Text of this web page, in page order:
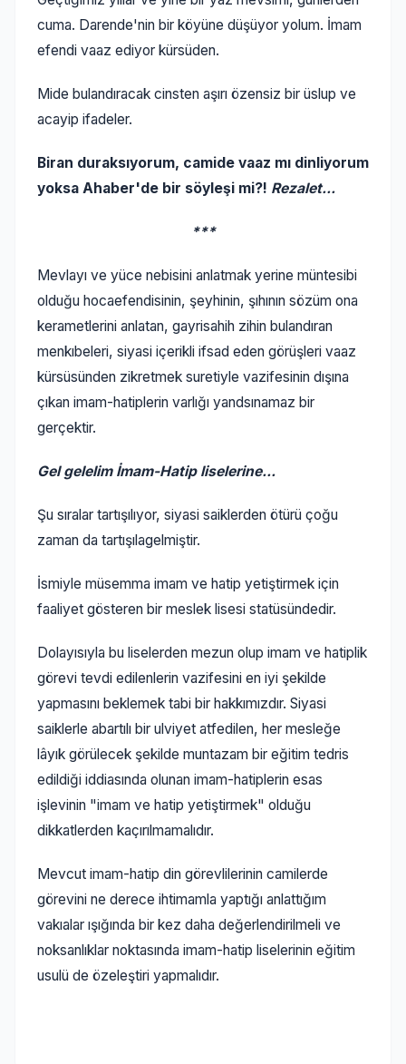
cuma. Darende'nin bir köyüne düşüyor yolum. İmam
efendi vaaz ediyor kürsüden.
Mide bulandıracak cinsten aşırı özensiz bir üslup ve
acayip ifadeler.
Biran duraksıyorum, camide vaaz mı dinliyorum
yoksa Ahaber'de bir söyleşi mi?! Rezalet...
***
Mevlayı ve yüce nebisini anlatmak yerine müntesibi
olduğu hocaefendisinin, şeyhinin, şıhının sözüm ona
kerametlerini anlatan, gayrisahih zihin bulandıran
menkıbeleri, siyasi içerikli ifsad eden görüşleri vaaz
kürsüsünden zikretmek suretiyle vazifesinin dışına
çıkan imam-hatiplerin varlığı yandsınamaz bir
gerçektir.
Gel gelelim İmam-Hatip liselerine...
Şu sıralar tartışılıyor, siyasi saiklerden ötürü çoğu
zaman da tartışılagelmiştir.
İsmiyle müsemma imam ve hatip yetiştirmek için
faaliyet gösteren bir meslek lisesi statüsündedir.
Dolayısıyla bu liselerden mezun olup imam ve hatiplik
görevi tevdi edilenlerin vazifesini en iyi şekilde
yapmasını beklemek tabi bir hakkımızdır. Siyasi
saiklerle abartılı bir ulviyet atfedilen, her mesleğe
lâyık görülecek şekilde muntazam bir eğitim tedris
edildiği iddiasında olunan imam-hatiplerin esas
işlevinin "imam ve hatip yetiştirmek" olduğu
dikkatlerden kaçırılmamalıdır.
Mevcut imam-hatip din görevlilerinin camilerde
görevini ne derece ihtimamla yaptığı anlattığım
vakıalar ışığında bir kez daha değerlendirilmeli ve
noksanlıklar noktasında imam-hatip liselerinin eğitim
usulü de özeleştiri yapmalıdır.